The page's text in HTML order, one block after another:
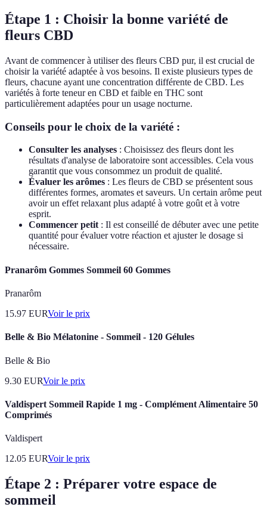
Étape 1 : Choisir la bonne variété de
fleurs CBD
Avant de commencer à utiliser des fleurs CBD pur, il est crucial de
choisir la variété adaptée à vos besoins. Il existe plusieurs types de
fleurs, chacune ayant une concentration différente de CBD. Les
variétés à forte teneur en CBD et faible en THC sont
particulièrement adaptées pour un usage nocturne.
Conseils pour le choix de la variété :
Consulter les analyses : Choisissez des fleurs dont les
résultats d'analyse de laboratoire sont accessibles. Cela vous
garantit que vous consommez un produit de qualité.
Évaluer les arômes : Les fleurs de CBD se présentent sous
différentes formes, aromates et saveurs. Un certain arôme peut
avoir un effet relaxant plus adapté à votre goût et à votre
esprit.
Commencer petit: Il est conseillé de débuter avec une petite
quantité pour évaluer votre réaction et ajuster le dosage si
nécessaire.
Pranarôm Gommes Sommeil 60 Gommes
Pranarôm
15.97 EURVoir le prix
Belle & Bio Mélatonine - Sommeil - 120 Gélules
Belle & Bio
9.30 EURVoir le prix
Valdispert Sommeil Rapide 1 mg - Complément Alimentaire 50
Comprimés
Valdispert
12.05 EURVoir le prix
Étape 2 : Préparer votre espace de
sommeil